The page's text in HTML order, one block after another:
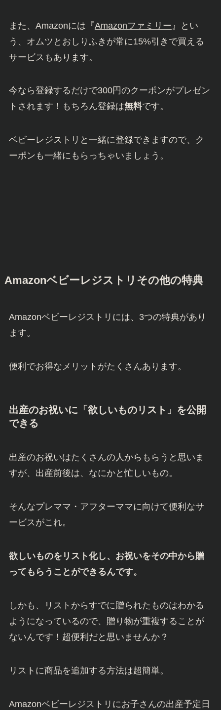
また、Amazonには『Amazonファミリー 』とい
う、オムツとおしりふきが常に15%引きで買える
サービスもあります。
今なら登録するだけで300円のクーポンがプレゼン
トされます！もちろん登録は無料です。
ベビーレジストリと一緒に登録できますので、ク
ーポンも一緒にもらっちゃいましょう。
Amazonベビーレジストリその他の特典
Amazonベビーレジストリには、3つの特典があり
ます。
便利でお得なメリットがたくさんあります。
出産のお祝いに「欲しいものリスト」を公開
できる
出産のお祝いはたくさんの人からもらうと思いま
すが、出産前後は、なにかと忙しいもの。
そんなプレママ・アフターママに向けて便利なサ
ービスがこれ。
欲しいものをリスト化し、お祝いをその中から贈
ってもらうことができるんです。
しかも、リストからすでに贈られたものはわかる
ようになっているので、贈り物が重複することが
ないんです！超便利だと思いませんか？
リストに商品を追加する方法は超簡単。
Amazonベビーレジストリにお子さんの出産予定日